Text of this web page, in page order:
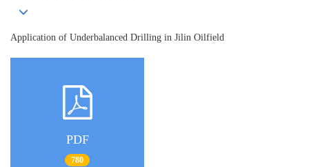
Application of Underbalanced Drilling in Jilin Oilfield
PDF
780